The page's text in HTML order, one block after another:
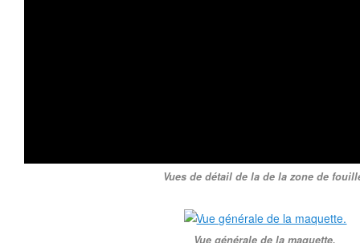
Vues de détail de la de la zone de
Vue générale de la maquette.